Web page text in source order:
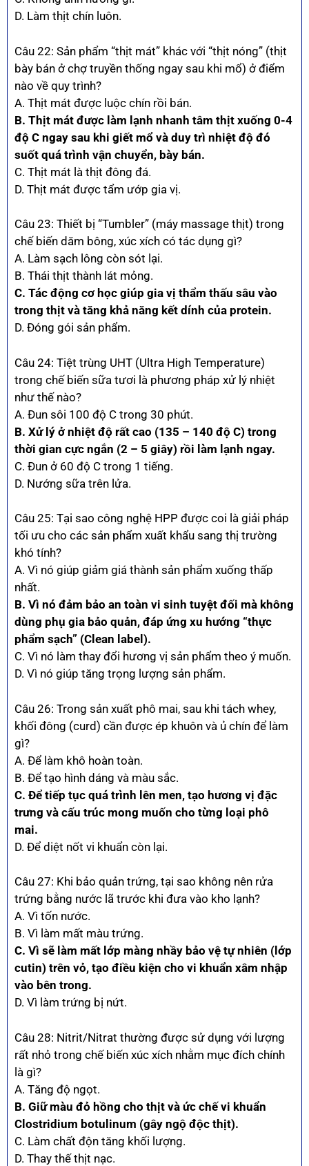
D. Làm thịt chín luôn.
Câu 22: Sản phẩm “thịt mát” khác với “thịt nóng” (thịt
bày bán ở chợ truyền thống ngay sau khi mổ) ở điểm
nào về quy trình?
A. Thịt mát được luộc chín rồi bán.
B. Thịt mát được làm lạnh nhanh tâm thịt xuống 0-4
độ C ngay sau khi giết mổ và duy trì nhiệt độ đó
suốt quá trình vận chuyển, bày bán.
C. Thịt mát là thịt đông đá.
D. Thịt mát được tẩm ướp gia vị.
Câu 23: Thiết bị “Tumbler” (máy massage thịt) trong
chế biến dăm bông, xúc xích có tác dụng gì?
A. Làm sạch lông còn sót lại.
B. Thái thịt thành lát mỏng.
C. Tác động cơ học giúp gia vị thẩm thấu sâu vào
trong thịt và tăng khả năng kết dính của protein.
D. Đóng gói sản phẩm.
Câu 24: Tiệt trùng UHT (Ultra High Temperature)
trong chế biến sữa tươi là phương pháp xử lý nhiệt
như thế nào?
A. Đun sôi 100 độ C trong 30 phút.
B. Xử lý ở nhiệt độ rất cao (135 – 140 độ C) trong
thời gian cực ngắn (2 – 5 giây) rồi làm lạnh ngay.
C. Đun ở 60 độ C trong 1 tiếng.
D. Nướng sữa trên lửa.
Câu 25: Tại sao công nghệ HPP được coi là giải pháp
tối ưu cho các sản phẩm xuất khẩu sang thị trường
khó tính?
A. Vì nó giúp giảm giá thành sản phẩm xuống thấp
nhất.
B. Vì nó đảm bảo an toàn vi sinh tuyệt đối mà không
dùng phụ gia bảo quản, đáp ứng xu hướng “thực
phẩm sạch” (Clean label).
C. Vì nó làm thay đổi hương vị sản phẩm theo ý muốn.
D. Vì nó giúp tăng trọng lượng sản phẩm.
Câu 26: Trong sản xuất phô mai, sau khi tách whey,
khối đông (curd) cần được ép khuôn và ủ chín để làm
gì?
A. Để làm khô hoàn toàn.
B. Để tạo hình dáng và màu sắc.
C. Để tiếp tục quá trình lên men, tạo hương vị đặc
trưng và cấu trúc mong muốn cho từng loại phô
mai.
D. Để diệt nốt vi khuẩn còn lại.
Câu 27: Khi bảo quản trứng, tại sao không nên rửa
trứng bằng nước lã trước khi đưa vào kho lạnh?
A. Vì tốn nước.
B. Vì làm mất màu trứng.
C. Vì sẽ làm mất lớp màng nhầy bảo vệ tự nhiên (lớp
cutin) trên vỏ, tạo điều kiện cho vi khuẩn xâm nhập
vào bên trong.
D. Vì làm trứng bị nứt.
Câu 28: Nitrit/Nitrat thường được sử dụng với lượng
rất nhỏ trong chế biến xúc xích nhằm mục đích chính
là gì?
A. Tăng độ ngọt.
B. Giữ màu đỏ hồng cho thịt và ức chế vi khuẩn
Clostridium botulinum (gây ngộ độc thịt).
C. Làm chất độn tăng khối lượng.
D. Thay thế thịt nạc.